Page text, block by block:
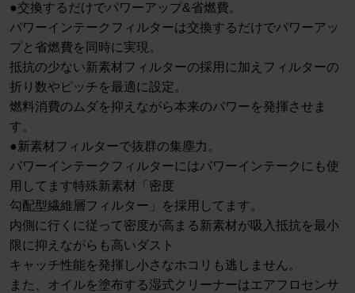
●交換するだけでパワーアップ&省燃費。
パワーインテークフィルターは交換するだけでパワーアッ
プと省燃費を同時に実現。
抵抗の少ない新素材フィルターの採用に加えフィルターの
折り数やピッチを最適に設定。
燃料消費のムダを抑えながら本来のパワーを発揮させま
す。
●新素材フィルターで抜群の集塵力。
パワーインテークフィルターにはパワーインテークにも使
用してます特殊新素材「密度
勾配型繊維層フィルター」を採用してます。
内側に行くに従って密度が高まる新素材が吸入抵抗を最小
限に抑えながらも高いダスト
キャッチ性能を発揮し小さなホコリも逃しません。
また、オイルを塗布する湿式クリーナーはエアフロセンサ